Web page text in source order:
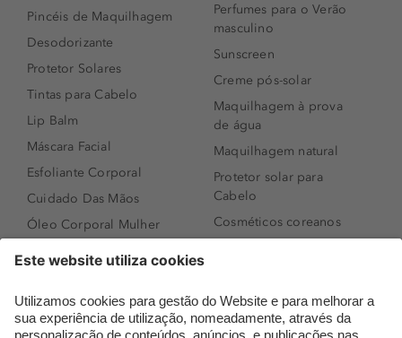
Pincéis de Maquilhagem
Desodorizante
Protetor Solares
Tintas para Cabelo
Lip Balm
Máscara Facial
Esfoliante Corporal
Cuidado Das Mãos
Óleo Corporal Mulher
Sérum de Rosto
Body mist & Spray
Perfumes para o Verão
masculino
Sunscreen
Creme pós-solar
Maquilhagem à prova
de água
Maquilhagem natural
Protetor solar para
Cabelo
Cosméticos coreanos
Perfumes árabes
Novidades